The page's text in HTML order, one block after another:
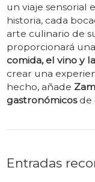
un viaje sensorial
historia, cada
arte culinario de
proporcionará
comida, el vino y
crear una
hecho, añade
gastronómicosde
Entradas